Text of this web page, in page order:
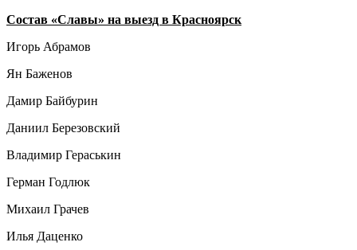
Состав «Славы» на выезд в Красноярск
Игорь Абрамов
Ян Баженов
Дамир Байбурин
Даниил Березовский
Владимир Гераськин
Герман Годлюк
Михаил Грачев
Илья Даценко